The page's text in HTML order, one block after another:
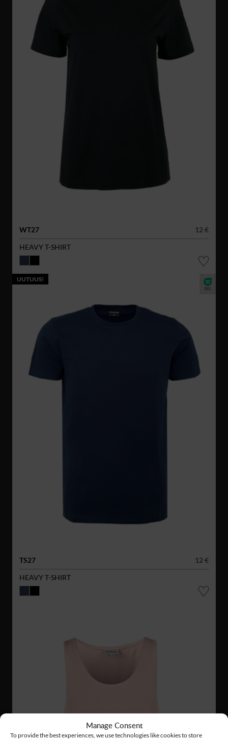
Manage Consent
To provide the best experiences, we use technologies like cookies to store
WT27
12 €
HEAVY T-SHIRT
UUTUUS!
TS27
12 €
HEAVY T-SHIRT